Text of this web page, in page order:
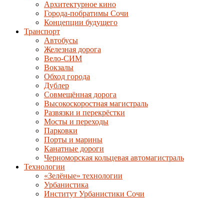
Архитектурное кино
Города-побратимы Сочи
Концепции будущего
Транспорт
Автобусы
Железная дорога
Вело-СИМ
Вокзалы
Обход города
Дублер
Совмещённая дорога
Высокоскоростная магистраль
Развязки и перекрёстки
Мосты и переходы
Парковки
Порты и марины
Канатные дороги
Черноморская кольцевая автомагистраль
Технологии
«Зелёные» технологии
Урбанистика
Институт Урбанистики Сочи